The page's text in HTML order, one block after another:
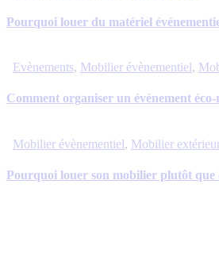
Pourquoi louer du matériel
Evènements, Mobilier évènementiel,
Comment organiser un événement
Mobilier évènementiel, Mobilier
Pourquoi louer son mobilier plutôt que